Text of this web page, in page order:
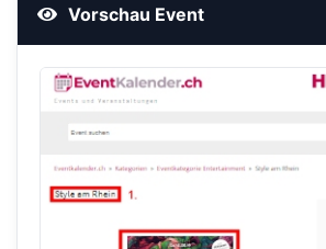
Vorschau Event